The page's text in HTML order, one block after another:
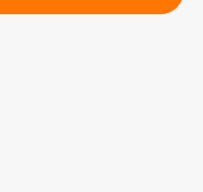
en Naguanagua